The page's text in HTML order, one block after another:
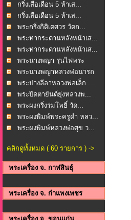
กริ่งเสือเดือน 5 ห้าเส...
กริ่งเสือเดือน 5 ห้าเส...
พระกริ่งกิติเตศวร วัดถ...
พระท่ากระดานหลังหน้าเส...
พระท่ากระดานหลังหน้าเส...
พระนางพญา รุ่นไฟพระ
ฤกษ...พระนางพญาหลวงพ่อนารถ
น...
พระปางลีลาหลวงพ่อเล็ก ...
พระปิดตายันต์ยุ่งหลวงพ...
พระผงกริ่งร่มโพธิ์ วัด...
พระผงพิมพ์พระครูดำ หลว...
พระผงพิมพ์หลวงพ่อศุข ว...
คลิกดูทั้งหมด ( 60 รายการ ) ->
พระเครื่อง จ. กาฬสินธุ์
พระเครื่อง จ. กำแพงเพชร